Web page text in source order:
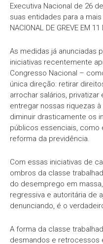
Executiva Nacional de 26
suas entidades para a
NACIONAL DE GREVE EM 11
As medidas já anunciadas
iniciativas recentemente
Congresso Nacional –
única direção: retirar
arrochar salários,
entregar nossas riquezas
diminuir drasticamente os
públicos essenciais,
reforma da previdência.
Com essas iniciativas de
ombros da classe
do desemprego em
regressiva e autoritária de
denunciando, é o
A forma da classe
desmandos e retrocessos